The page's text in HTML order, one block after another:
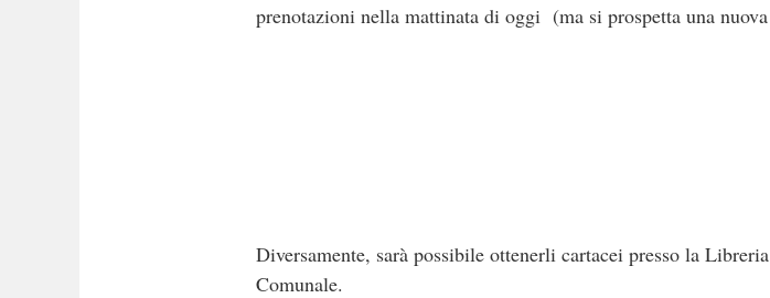
prenotazioni nella mattinata di oggi (ma si prospetta una
Diversamente, sarà possibile ottenerli cartacei presso la
Comunale.